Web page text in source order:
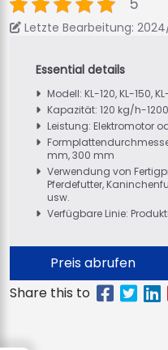
5
Letzte Bearbeitung:
Modell: KL-120, KL-150,
Kapazität: 120 kg/h-
Leistung: Elektromotor
mm, 300 mm
Verwendung von
Pferdefutter,
usw.
Verfügbare Linie:
Preis abrufen